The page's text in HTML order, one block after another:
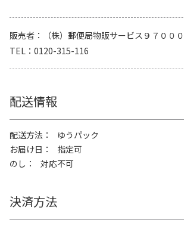
販売者
（株）郵便局物販サービス９７００
TEL
0120-315-116
配送情報
配送方法
ゆうパック
お届け日
指定可
のし
対応不可
決済方法